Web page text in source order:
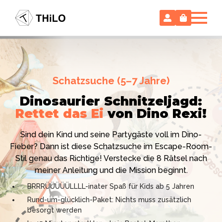
Hollywood-Action im
Kinderzimmer – ohne
Vorbereitungsstress!
Ich bin THiLO, "Dein SPIEGEL"-Bestseller-Autor und
TV-Profi (ZDF "1, 2 oder 3"). Entdecke jetzt meine
Schatzsuchen und Escape Rooms zum Sofort-
Download. Und natürlich meine Ebooks.
Schatzsuche (5–7 Jahre)
Dinosaurier Schnitzeljagd:
Rettet das Ei von Dino Rexi!
Sind dein Kind und seine Partygäste voll im Dino-
Fieber? Dann ist diese Schatzsuche im Escape-Room-
Stil genau das Richtige! Verstecke die 8 Rätsel nach
meiner Anleitung und die Mission beginnt.
BRRRÜÜÜÜÜLLLL-inater Spaß für Kids ab 5 Jahren
Rund-um-glücklich-Paket: Nichts muss zusätzlich
besorgt werden
Escape Room (ab 8 oder 12 Jahre)
Locked-up Agents: Im Labor
des Virologen
Das gab es noch nie: Verwandele dein Zuhause in ein
High-Tech Labor! Unser 24-seitiges PDF enthält alles:
Mission, Agentenausweise, Rätsel und Requisiten.
Knackt den Fall in 90 Minuten!
Kniffliger Rätselspaß für 2 bis 6 Spieler (8 - 11 oder 12–
99 Jahre)
Professionelles PDF: Agentenausweise & Schilder
inklusive